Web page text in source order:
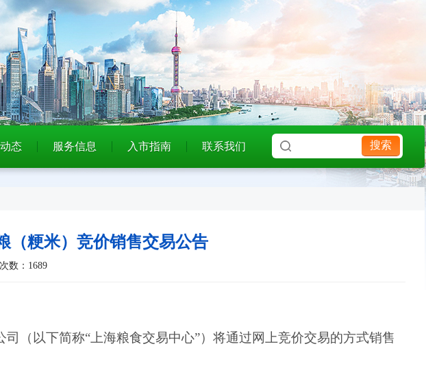
态 服务信息 入市指南 联系我们 搜索
（粳米）竞价销售交易公告
数：1689
（以下简称“上海粮食交易中心”）将通过网上竞价交易的方式销售